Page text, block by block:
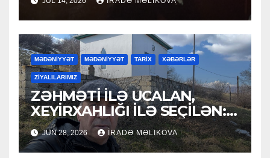
MƏDƏNİYYƏT MƏDƏNİYYƏT TARİX XƏBƏRLƏR
ZİYALILARIMIZ
ZƏHMƏTİ İLƏ UCALAN,
XEYİRXAHLIĞI İLƏ SEÇİLƏN:
HACI RAMAZAN QULİYEV
JUN 28, 2026 İRADƏ MƏLIKOVA